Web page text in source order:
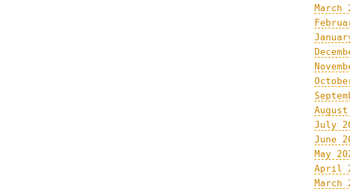
March
July
June
May
April
March